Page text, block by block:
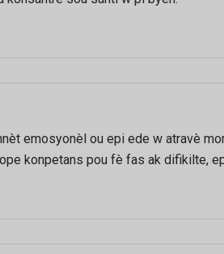
emosyonèl ou epi ede w atravè
konpetans pou fè fas ak difikilte,